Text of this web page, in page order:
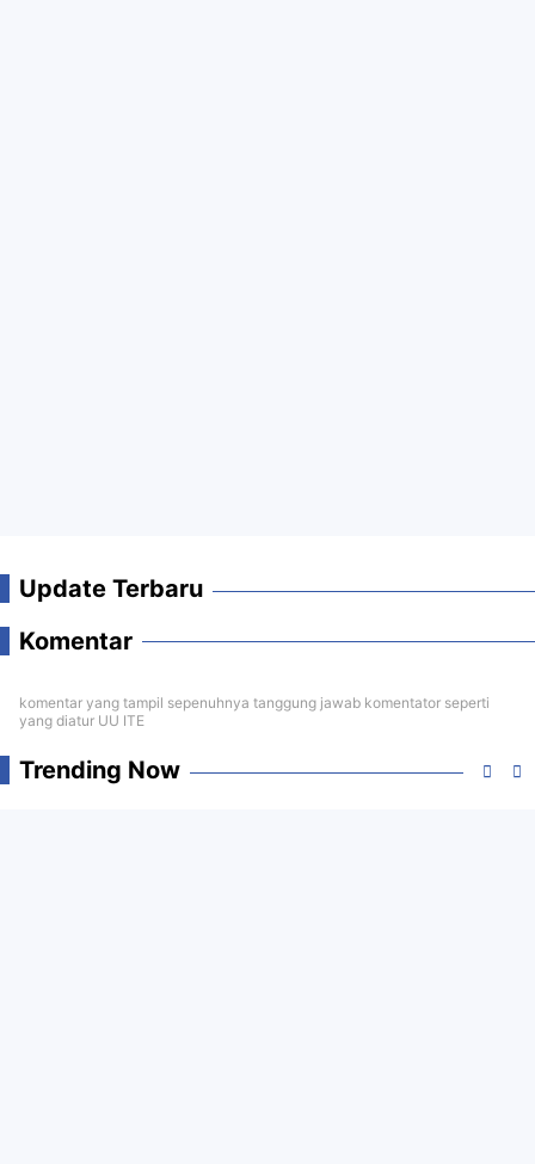
Update Terbaru
Komentar
komentar yang tampil sepenuhnya tanggung jawab komentator seperti
yang diatur UU ITE
Trending Now